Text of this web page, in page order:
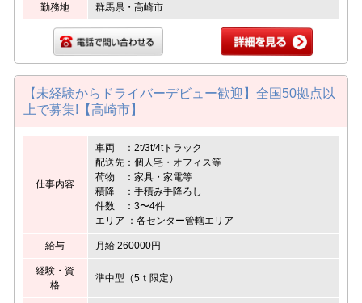
勤務地 群馬県・高崎市
【未経験からドライバーデビュー歓迎】全国50拠点以
上で募集!【高崎市】
仕事内容
車両 ：2t/3t/4tトラック
配送先：個人宅・オフィス等
荷物 ：家具・家電等
積降 ：手積み手降ろし
件数 ：3〜4件
エリア ：各センター管轄エリア
給与 月給 260000円
経験・資
格
準中型（5ｔ限定）